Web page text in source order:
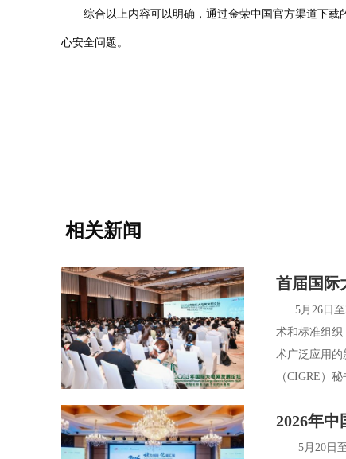
综合以上内容可以明确，通过金荣中国官方渠道下载
心安全问题。
相关新闻
首届国际
5月26日至
术和标准组
术广泛应用
（CIGRE）
2026年
5月20日至